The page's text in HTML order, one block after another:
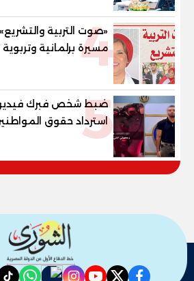
4
«صوت التربية
مسيرة برلمانية
القوانين وصناعة الأجيال
5
ضبط شخص فبرك
استرداد حقوق